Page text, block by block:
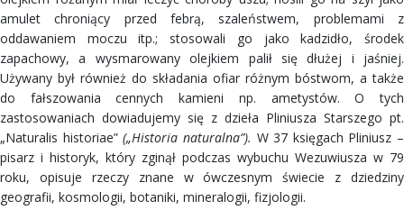
amulet chroniący przed febrą, szaleństwem, problemami z
oddawaniem moczu itp.; stosowali go jako kadzidło, środek
zapachowy, a wysmarowany olejkiem palił się dłużej i jaśniej.
Używany był również do składania ofiar różnym bóstwom, a także
do fałszowania cennych kamieni np. ametystów. O tych
zastosowaniach dowiadujemy się z dzieła Pliniusza Starszego pt.
„Naturalis historiae”(„Historia naturalna”). W 37 księgach Pliniusz –
pisarz i historyk, który zginął podczas wybuchu Wezuwiusza w 79
roku, opisuje rzeczy znane w ówczesnym świecie z dziedziny
geografii, kosmologii, botaniki, mineralogii, fizjologii.